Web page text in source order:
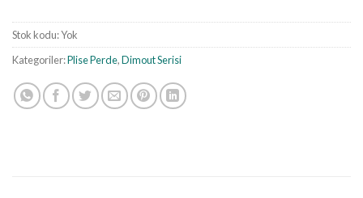
Stok kodu:Yok
Kategoriler:Plise Perde,Dimout Serisi